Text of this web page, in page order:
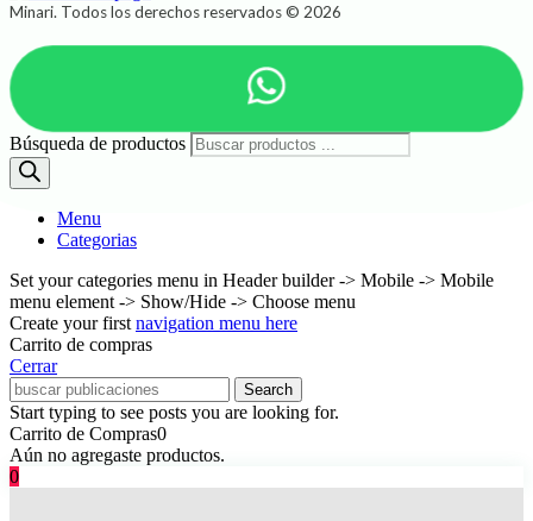
Minari. Todos los derechos reservados © 2026
Búsqueda de productos
Menu
Categorias
Set your categories menu in Header builder -> Mobile -> Mobile
menu element -> Show/Hide -> Choose menu
Create your first navigation menu here
Carrito de compras
Cerrar
Search
Start typing to see posts you are looking for.
Carrito de Compras0
Aún no agregaste productos.
0